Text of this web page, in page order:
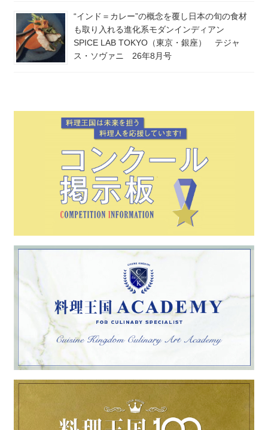
“インド＝カレー”の概念を覆し日本の旬の食材
も取り入れる進化系モダンインディアン
SPICE LAB TOKYO（東京・銀座） テジャ
ス・ソヴァニ 26年8月号